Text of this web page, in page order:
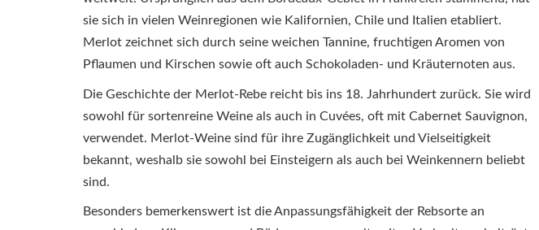
sie sich in vielen Weinregionen wie Kalifornien, Chile und Italien etabliert.
Merlot zeichnet sich durch seine weichen Tannine, fruchtigen Aromen von
Pflaumen und Kirschen sowie oft auch Schokoladen- und Kräuternoten aus.
Die Geschichte der Merlot-Rebe reicht bis ins 18. Jahrhundert zurück. Sie wird
sowohl für sortenreine Weine als auch in Cuvées, oft mit Cabernet Sauvignon,
verwendet. Merlot-Weine sind für ihre Zugänglichkeit und Vielseitigkeit
bekannt, weshalb sie sowohl bei Einsteigern als auch bei Weinkennern beliebt
sind.
Besonders bemerkenswert ist die Anpassungsfähigkeit der Rebsorte an